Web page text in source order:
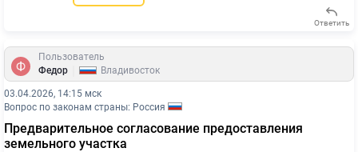
Ответить
Пользователь
Федор
Владивосток
03.04.2026, 14:15 мск
Вопрос по законам страны: Россия
Предварительное согласование предоставления
земельного участка